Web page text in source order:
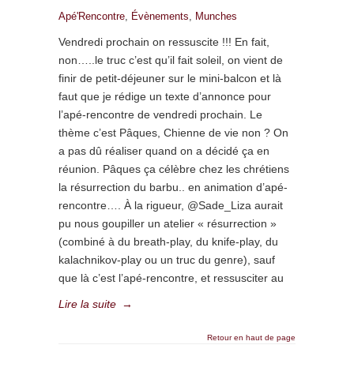
Apé'Rencontre, Évènements, Munches
Vendredi prochain on ressuscite !!! En fait,
non…..le truc c’est qu’il fait soleil, on vient de
finir de petit-déjeuner sur le mini-balcon et là
faut que je rédige un texte d’annonce pour
l’apé-rencontre de vendredi prochain. Le
thème c’est Pâques, Chienne de vie non ? On
a pas dû réaliser quand on a décidé ça en
réunion. Pâques ça célèbre chez les chrétiens
la résurrection du barbu.. en animation d’apé-
rencontre…. À la rigueur, @Sade_Liza aurait
pu nous goupiller un atelier « résurrection »
(combiné à du breath-play, du knife-play, du
kalachnikov-play ou un truc du genre), sauf
que là c’est l’apé-rencontre, et ressusciter au
Lire la suite →
Retour en haut de page